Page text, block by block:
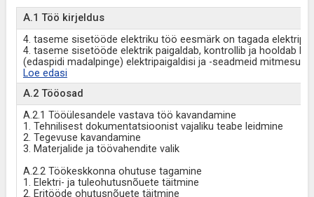
A.1 Töö kirjeldus
4. taseme sisetööde elektriku töö eesmärk on tagada
4. taseme sisetööde elektrik paigaldab, kontrollib ja hooldab
(edaspidi madalpinge) elektripaigaldisi ja -seadmeid
Loe edasi
A.2 Tööosad
A.2.1 Tööülesandele vastava töö kavandamine
1. Tehnilisest dokumentatsioonist vajaliku teabe leidmine
2. Tegevuse kavandamine
3. Materjalide ja töövahendite valik
A.2.2 Töökeskkonna ohutuse tagamine
1. Elektri- ja tuleohutusnõuete täitmine
2. Eritööde ohutusnõuete täitmine